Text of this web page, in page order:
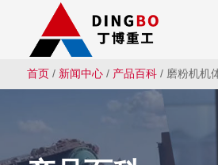
首页/ 新闻中心/ 产品百科/ 磨粉机机